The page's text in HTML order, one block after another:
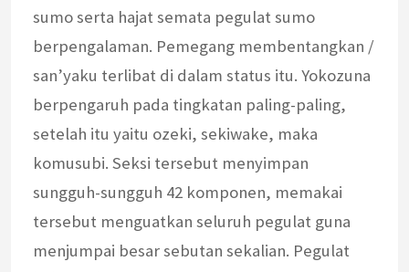
sumo serta hajat semata pegulat sumo
berpengalaman. Pemegang membentangkan /
san’yaku terlibat di dalam status itu. Yokozuna
berpengaruh pada tingkatan paling-paling,
setelah itu yaitu ozeki, sekiwake, maka
komusubi. Seksi tersebut menyimpan
sungguh-sungguh 42 komponen, memakai
tersebut menguatkan seluruh pegulat guna
menjumpai besar sebutan sekalian. Pegulat